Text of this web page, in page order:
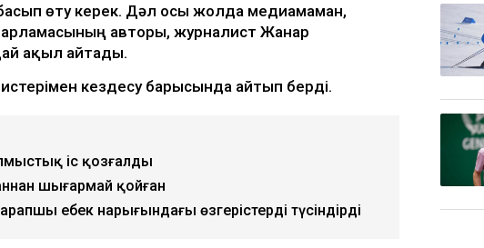
өту керек. Дәл осы жолда медиамаман,
авторы, журналист Жанар
ақыл айтады.
кездесу барысында айтып берді.
іс қозғалды
шығармай қойған
еңбек нарығындағы өзгерістерді түсіндірді